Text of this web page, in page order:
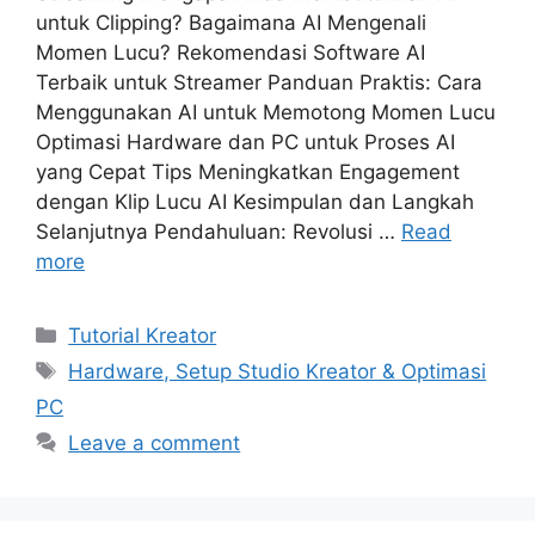
untuk Clipping? Bagaimana AI Mengenali
Momen Lucu? Rekomendasi Software AI
Terbaik untuk Streamer Panduan Praktis: Cara
Menggunakan AI untuk Memotong Momen Lucu
Optimasi Hardware dan PC untuk Proses AI
yang Cepat Tips Meningkatkan Engagement
dengan Klip Lucu AI Kesimpulan dan Langkah
Selanjutnya Pendahuluan: Revolusi … Read
more
Categories
Tutorial Kreator
Tags
Hardware, Setup Studio Kreator & Optimasi
PC
Leave a comment